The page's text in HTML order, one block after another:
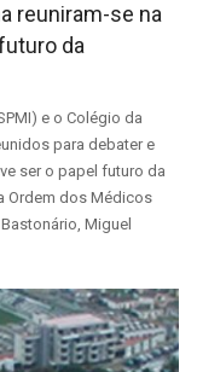
reuniram-se na
da
e o Colégio da
para debater e
ser o papel futuro da
Ordem dos Médicos
Miguel